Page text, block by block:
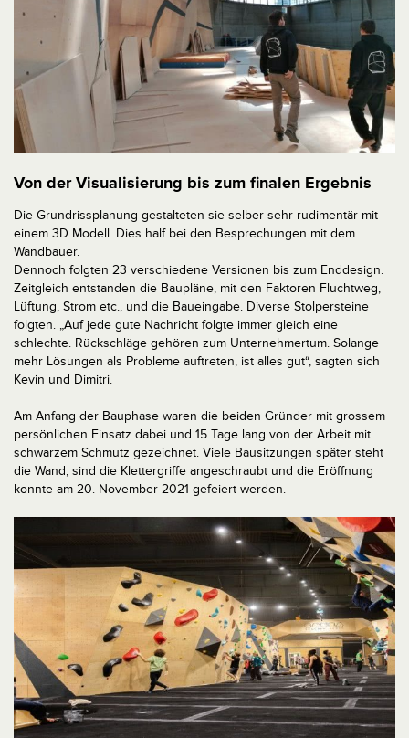
Von der Visualisierung bis zum finalen Ergebnis
Die Grundrissplanung gestalteten sie selber sehr rudimentär mit
einem 3D Modell. Dies half bei den Besprechungen mit dem
Wandbauer.
Dennoch folgten 23 verschiedene Versionen bis zum Enddesign.
Zeitgleich entstanden die Baupläne, mit den Faktoren Fluchtweg,
Lüftung, Strom etc., und die Baueingabe. Diverse Stolpersteine
folgten. „Auf jede gute Nachricht folgte immer gleich eine
schlechte. Rückschläge gehören zum Unternehmertum. Solange
mehr Lösungen als Probleme auftreten, ist alles gut“, sagten sich
Kevin und Dimitri.
Am Anfang der Bauphase waren die beiden Gründer mit grossem
persönlichen Einsatz dabei und 15 Tage lang von der Arbeit mit
schwarzem Schmutz gezeichnet. Viele Bausitzungen später steht
die Wand, sind die Klettergriffe angeschraubt und die Eröffnung
konnte am 20. November 2021 gefeiert werden.